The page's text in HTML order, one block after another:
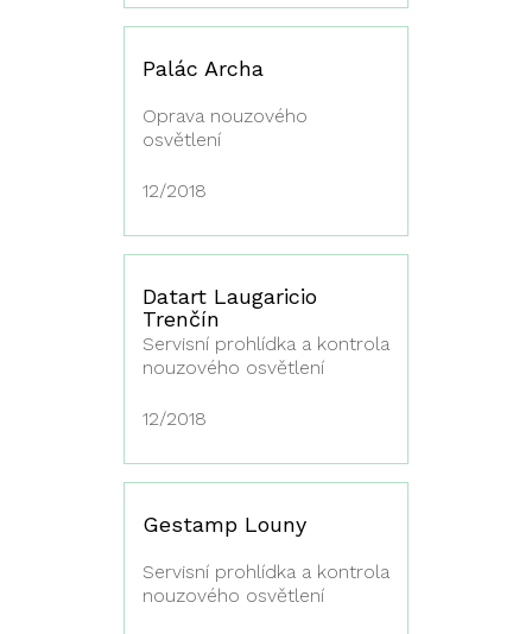
Palác Archa
Oprava nouzového
osvětlení
12/2018
Datart Laugaricio
Trenčín
Servisní prohlídka a kontrola
nouzového osvětlení
12/2018
Gestamp Louny
Servisní prohlídka a kontrola
nouzového osvětlení